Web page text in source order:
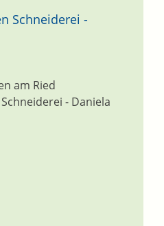
Schneiderei -
- Daniela
am Ried